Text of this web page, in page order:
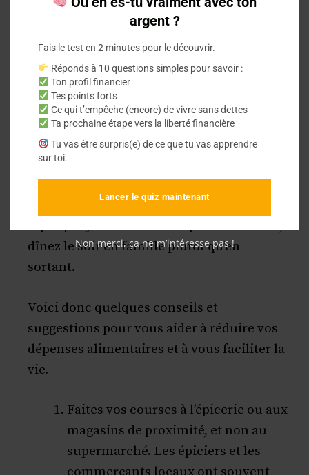
Il est facile de faire des économies sur
votre budget alimentation. Commencez
par faire vos courses dans des magasins de
proximité où les prix sont moins chers que
dans les grandes surfaces. Si vous faites
vos courses dans un grand magasin, il est
important de bien choisir le jour où vous y
allez, afin d’éviter les jours où les
mangez pas de viande tous les jours : deux
repas par jour suffisent amplement. Enfin,
dînez le soir en famille plutôt qu’en
sortant.
Voici donc quelques conseils et
suggestions pour vous aider à réduire vos
dépenses alimentaires et à vous faciliter la
vie.
Faites vos courses à l’épicerie ou aux
magasins de proximité, et non au
supermarché. Les épiciers et les
argent ?
Fais le test en 2 minutes pour le découvrir.
Réponds à 10 questions simples pour savoir :
Ton profil financier
Tes points forts
Ce qui t’empêche (encore) de vivre sans dettes
Ta prochaine étape vers la liberté financière
Tu vas être surpris(e) de ce que tu vas apprendre
sur toi.
Lancer le quiz maintenant
Non merci, ça ne m’intéresse pas !